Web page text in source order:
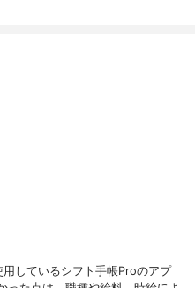
しているシフト手帳Proのアプ